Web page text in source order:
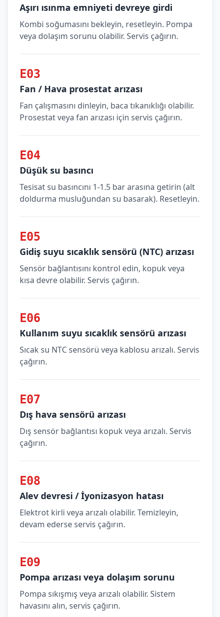
Aşırı ısınma emniyeti devreye girdi
Kombi soğumasını bekleyin, resetleyin. Pompa
veya dolaşım sorunu olabilir. Servis çağırın.
E03
Fan / Hava prosestat arızası
Fan çalışmasını dinleyin, baca tıkanıklığı olabilir.
Prosestat veya fan arızası için servis çağırın.
E04
Düşük su basıncı
Tesisat su basıncını 1-1.5 bar arasına getirin (alt
doldurma musluğundan su basarak). Resetleyin.
E05
Gidiş suyu sıcaklık sensörü (NTC) arızası
Sensör bağlantısını kontrol edin, kopuk veya
kısa devre olabilir. Servis çağırın.
E06
Kullanım suyu sıcaklık sensörü arızası
Sıcak su NTC sensörü veya kablosu arızalı. Servis
çağırın.
E07
Dış hava sensörü arızası
Dış sensör bağlantısı kopuk veya arızalı. Servis
çağırın.
E08
Alev devresi / İyonizasyon hatası
Elektrot kirli veya arızalı olabilir. Temizleyin,
devam ederse servis çağırın.
E09
Pompa arızası veya dolaşım sorunu
Pompa sıkışmış veya arızalı olabilir. Sistem
havasını alın, servis çağırın.